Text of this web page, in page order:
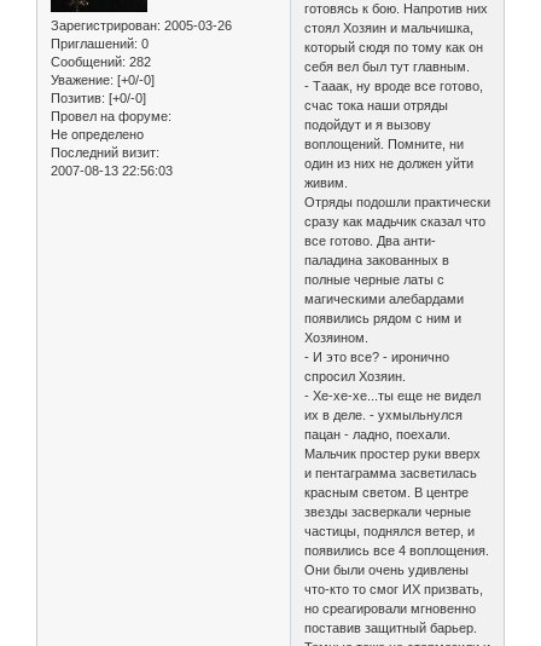
Зарегистрирован: 2005-03-26
Приглашений: 0
Сообщений: 282
Уважение: [+0/-0]
Позитив: [+0/-0]
Провел на форуме:
Не определено
Последний визит:
2007-08-13 22:56:03
готовясь к бою. Напротив них
стоял Хозяин и мальчишка,
который сюдя по тому как он
себя вел был тут главным.
- Тааак, ну вроде все готово,
счас тока наши отряды
подойдут и я вызову
воплощений. Помните, ни
один из них не должен уйти
живим.
Отряды подошли практически
сразу как мадьчик сказал что
все готово. Два анти-
паладина закованных в
полные черные латы с
магическими алебардами
появились рядом с ним и
Хозяином.
- И это все? - иронично
спросил Хозяин.
- Хе-хе-хе...ты еще не видел
их в деле. - ухмыльнулся
пацан - ладно, поехали.
Мальчик простер руки вверх
и пентаграмма засветилась
красным светом. В центре
звезды засверкали черные
частицы, поднялся ветер, и
появились все 4 воплощения.
Они были очень удивлены
что-кто то смог ИХ призвать,
но среагировали мгновенно
поставив защитный барьер.